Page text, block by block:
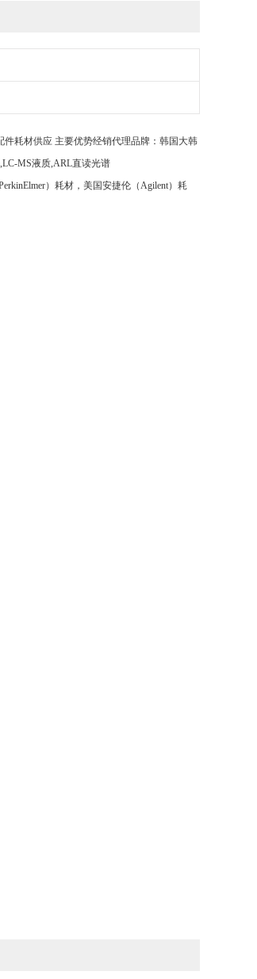
件耗材供应 主要优势经销代理品牌：韩国大韩
MS液质,ARL直读光谱
）耗材，美国安捷伦（Agilent）耗